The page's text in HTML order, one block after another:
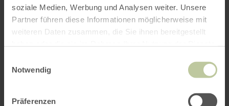
soziale Medien, Werbung und Analysen weiter. Unsere
Partner führen diese Informationen möglicherweise mit
weiteren Daten zusammen, die Sie ihnen bereitgestellt
Notwendig
Präferenzen